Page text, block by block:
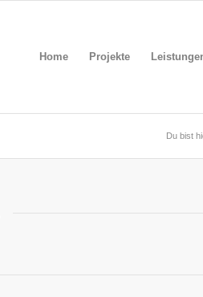
Home Projekte
Du bist